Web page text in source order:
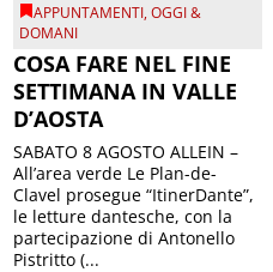
APPUNTAMENTI,OGGI &
DOMANI
COSA FARE NEL FINE
SETTIMANA IN VALLE
D’AOSTA
SABATO 8 AGOSTO ALLEIN –
All’area verde Le Plan-de-
Clavel prosegue “ItinerDante”,
le letture dantesche, con la
partecipazione di Antonello
Pistritto (...